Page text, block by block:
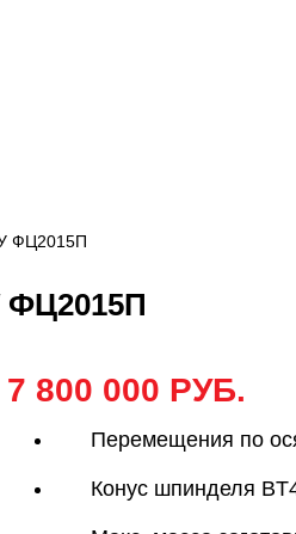
ФЦ2015П
7 800 000 РУБ.
Перемещения по
Конус шпинделя